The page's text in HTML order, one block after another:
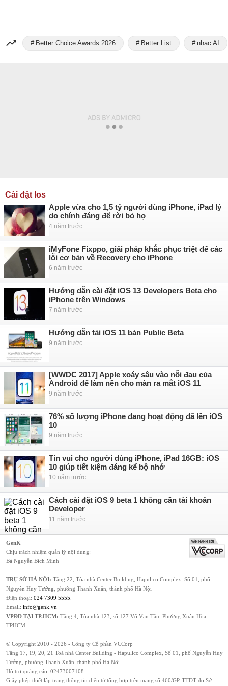
Better Choice Awards 2026 Better List nhạc AI
Cài đặt Ios
Apple vừa cho 1,5 tỷ người dùng iPhone, iPad lý
do chính đáng để rời bỏ họ
4 năm trước
iMyFone Fixppo, giải pháp khắc phục triệt để các
lỗi cơ bản về Recovery cho iPhone
6 năm trước
Hướng dẫn cài đặt iOS 13 Developers Beta cho
iPhone trên Windows
7 năm trước
Hướng dẫn tải iOS 11 bản Public Beta
9 năm trước
[WWDC 2017] Apple xoáy sâu vào nỗi đau của
Android để làm nền cho màn ra mắt iOS 11
9 năm trước
76% số lượng iPhone đang hoạt động đã lên iOS
10
9 năm trước
Tin vui cho người dùng iPhone, iPad 16GB: iOS
10 giúp tiết kiệm đáng kể bộ nhớ
10 năm trước
Cách cài đặt iOS 9 beta 1 không cần tài khoản
Developer
11 năm trước
GenK
Chịu trách nhiệm quản lý nội dung:
Bà Nguyễn Bích Minh
TRỤ SỞ HÀ NỘI: Tầng 22, Tòa nhà Center Building, Hapulico Complex, Số 01, phố
Nguyễn Huy Tưởng, phường Thanh Xuân, thành phố Hà Nội
Điện thoại: 024 7309 5555
Email: info@genk.vn
VPĐD TẠI TP.HCM: Tầng 4, Tòa nhà 123, số 127 Võ Văn Tần, Phường Xuân Hòa,
TPHCM
© Copyright 2010 - 2026 - Công ty Cổ phần VCCorp
Tầng 17, 19, 20, 21 Toà nhà Center Building - Hapulico Complex, Số 01, phố Nguyễn Huy
Tưởng, phường Thanh Xuân, thành phố Hà Nội
Hỗ trợ quảng cáo: 02473007108
Giấy phép thiết lập trang thông tin điện tử tổng hợp trên mạng số 460/GP-TTĐT do Sở